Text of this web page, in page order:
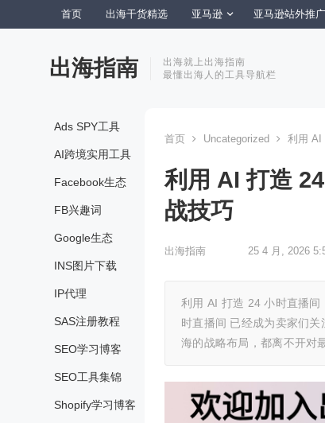
首页 出海干货精选 亚马逊 亚马逊站外推广
出海指南
出海就上出海指南
最懂出海人的工具导航栏
Ads SPY工具
AI跨境实用工具
Facebook生态
FB兴趣词
Google生态
INS图片下载
IP代理
SAS注册教程
SEO学习博客
SEO工具集锦
Shopify学习博客
首页 Uncategorized 利用 AI
利用 AI 打造
战技巧
出海指南 25 4 月, 2026
利用 AI 打造 24 小时直播
时直播间 已经成为卖家们
海的战略布局，都离不开对